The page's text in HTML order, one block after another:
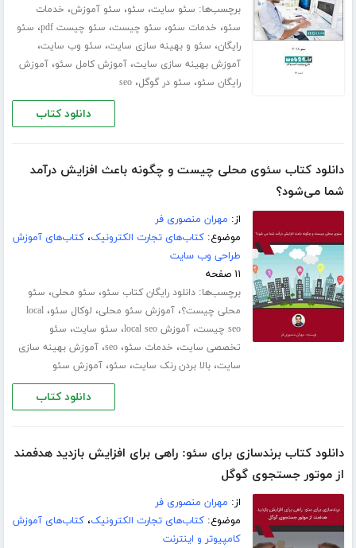
برچسب‌ها: سئو سایت، سئو، سئو آموزش، خدمات
سئو، خدمات سئو، سئو چیست، سئو چیست pdf ، سئو
رایگان، سئو و بهینه سازی سایت، سئو وب سایت،
آموزش بهینه سازی سایت،آموزش کامل سئو،آموزش
رایگان سئو، سئو در گوگل،seo
دانلود کتاب
دانلود کتاب سئوی محلی چیست و چگونه باعث افزایش درآمد
شما می‌شود؟
از: مهران منصوری فر
موضوع:کتاب‌های تجارت الکترونیک،کتاب‌های آموزش
طراحی وب سایت
۱۱ صفحه
برچسب‌ها:دانلود رایگان کتاب سئو، سئو محلی، سئو
محلی چیست؟،آموزش سئو محلی، لوکال سئو،local
seo چیست
،آموزش local seo ، سئو سایت، سئو
تخصصی سایت، خدمات سئو،seo،آموزش بهینه سازی
سایت،بالا بردن رنک سایت، سئو،آموزش سئو
دانلود کتاب
دانلود کتاب برندسازی برای سئو: راهی برای افزایش بازدید هدفمند
از موتور جستجوی گوگل
از: مهران منصوری فر
موضوع:کتاب‌های تجارت الکترونیک،کتاب‌های آموزش
کامپیوتر و اینترنت